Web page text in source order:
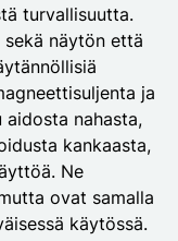
turvallisuutta.
näytön että
ja
nahasta,
kankaasta,
Ne
ovat samalla
käytössä.